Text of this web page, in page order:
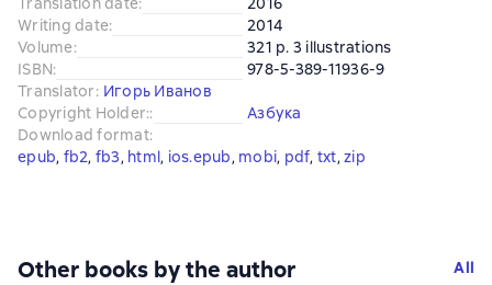
Writing date:
2014
Volume:
321 p. 3 illustrations
ISBN:
978-5-389-11936-9
Translator: Игорь Иванов
Copyright Holder::
Азбука
Download format:
epub, fb2, fb3, html, ios.epub, mobi, pdf, txt, zip
Other books by the author All